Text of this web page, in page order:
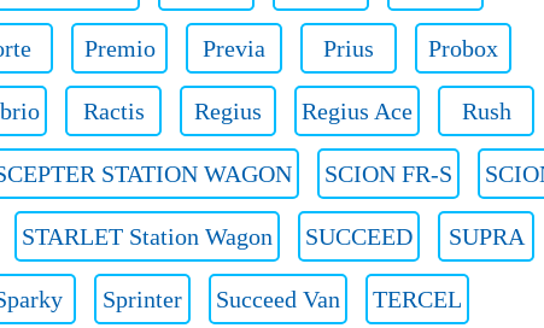
Premio Previa Prius Probox
Ractis Regius Regius Ace Rush
STATION WAGON SCION FR-S
STARLET Station Wagon SUCCEED SUPRA
Sprinter Succeed Van TERCEL